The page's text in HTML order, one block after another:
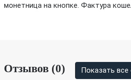
монетница на кнопке. Фактура
Отзывов (0) Показать